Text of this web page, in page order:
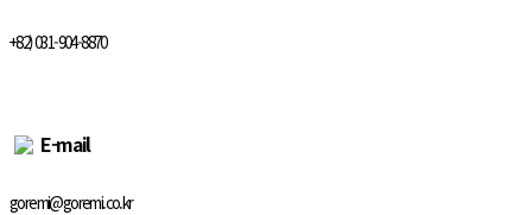
+82) 031-904-8870
E-mail
goremi@goremi.co.kr